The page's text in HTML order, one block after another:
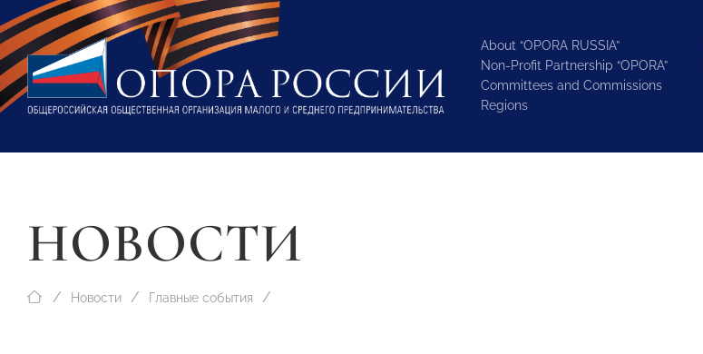
About “OPORA RUSSIA”
Non-Profit Partnership “OPORA”
Committees and Commissions
Regions
НОВОСТИ
Новости Главные события